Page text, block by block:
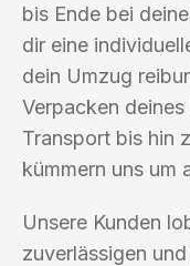
bis Ende bei
dir eine
dein Umzug
Verpacken
Transport bis hin
kümmern uns um
Unsere Kunden
zuverlässigen